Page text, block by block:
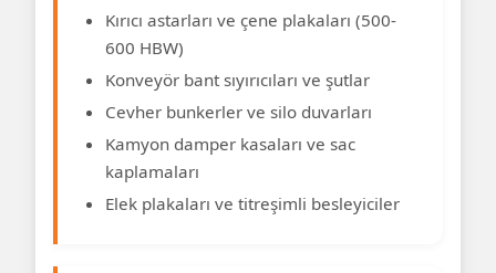
Kırıcı astarları ve çene plakaları (500-
600 HBW)
Konveyör bant sıyırıcıları ve şutlar
Cevher bunkerler ve silo duvarları
Kamyon damper kasaları ve sac
kaplamaları
Elek plakaları ve titreşimli besleyiciler